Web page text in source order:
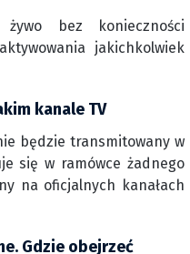
bez konieczności
jakichkolwiek
kanale TV
będzie transmitowany w
się w ramówce żadnego
na oficjalnych kanałach
Gdzie obejrzeć